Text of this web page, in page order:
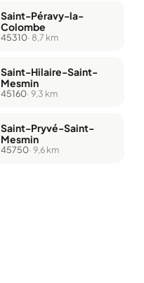
Saint-Péravy-la-
Colombe
45310· 8,7 km
Saint-Hilaire-Saint-
Mesmin
45160· 9,3 km
Saint-Pryvé-Saint-
Mesmin
45750· 9,6 km